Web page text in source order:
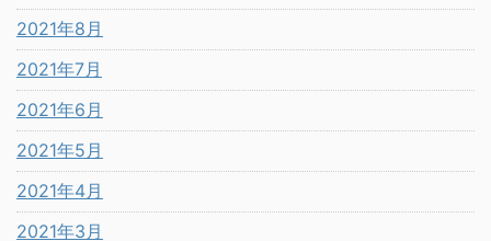
2021年8月
2021年7月
2021年6月
2021年5月
2021年4月
2021年3月